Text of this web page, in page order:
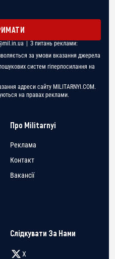
| З питань реклами:
за умови вказання джерела
систем гіперпосилання на
адреси сайту MILITARNYI.COM.
на правах реклами.
Про Militarnyi
Реклама
Контакт
Вакансії
Слідкувати За Нами
X